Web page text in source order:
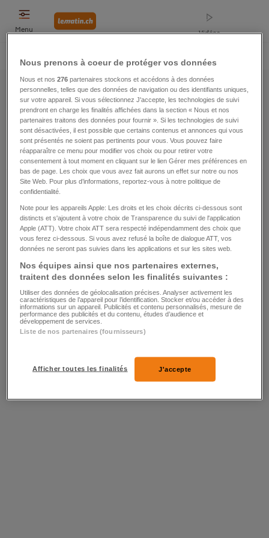
Menu Vidéos
News | Sitemap | 2015 | Novembre
Sitemap
2015 Novembre Réinitialiser
01 02 05 08
11 12 13 14 15 16 17 18 19 20
21 22 23 24 25 26 27 28 29
Nous prenons à coeur de protéger vos données
Nous et nos276 partenaires stockons et accédons à des données
personnelles, telles que des données de navigation ou des identifiants uniques,
sur votre appareil. Si vous sélectionnez J'accepte, les technologies de suivi
prendront en charge les finalités affichées dans la section « Nous et nos
partenaires traitons des données pour fournir ». Si les technologies de suivi
sont désactivées, il est possible que certains contenus et annonces qui vous
sont présentés ne soient pas pertinents pour vous. Vous pouvez faire
réapparaître ce menu pour modifier vos choix ou pour retirer votre
consentement à tout moment en cliquant sur le lien Gérer mes préférences en
bas de page. Les choix que vous avez fait aurons un effet sur notre ou nos
Site Web. Pour plus d’informations, reportez-vous à notre politique de
confidentialité.
Note pour les appareils Apple: Les droits et les choix décrits ci-dessous sont
distincts et s'ajoutent à votre choix de Transparence du suivi de l'application
Apple (ATT). Votre choix ATT sera respecté indépendamment des choix que
vous ferez ci-dessous. Si vous avez refusé la boîte de dialogue ATT, vos
données ne seront pas suivies dans les applications et sur les sites web.
Nos équipes ainsi que nos partenaires externes,
traitent des données selon les finalités suivantes :
Utiliser des données de géolocalisation précises. Analyser activement les
caractéristiques de l’appareil pour l’identification. Stocker et/ou accéder à des
informations sur un appareil. Publicités et contenu personnalisés, mesure de
performance des publicités et du contenu, études d’audience et
développement de services.
Liste de nos partenaires (fournisseurs)
Afficher toutes les finalités J'accepte